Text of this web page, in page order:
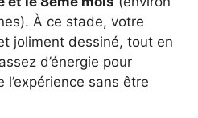
À ce stade, votre
joliment dessiné, tout en
d’énergie pour
sans être